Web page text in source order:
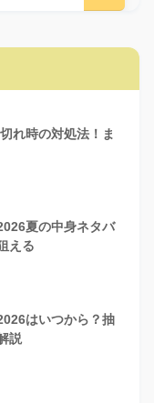
れ時の対処法！ま
夏の中身ネタバ
える
はいつから？抽
説